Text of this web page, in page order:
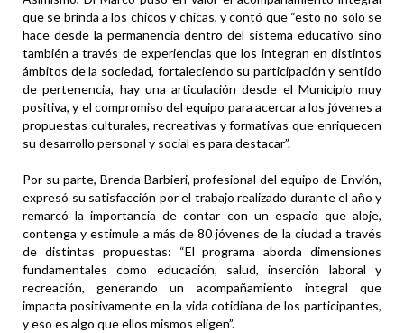
que se brinda a los chicos y chicas, y contó que “esto no solo se
hace desde la permanencia dentro del sistema educativo sino
también a través de experiencias que los integran en distintos
ámbitos de la sociedad, fortaleciendo su participación y sentido
de pertenencia, hay una articulación desde el Municipio muy
positiva, y el compromiso del equipo para acercar a los jóvenes a
propuestas culturales, recreativas y formativas que enriquecen
su desarrollo personal y social es para destacar”.
Por su parte, Brenda Barbieri, profesional del equipo de Envión,
expresó su satisfacción por el trabajo realizado durante el año y
remarcó la importancia de contar con un espacio que aloje,
contenga y estimule a más de 80 jóvenes de la ciudad a través
de distintas propuestas: “El programa aborda dimensiones
fundamentales como educación, salud, inserción laboral y
recreación, generando un acompañamiento integral que
impacta positivamente en la vida cotidiana de los participantes,
y eso es algo que ellos mismos eligen”.